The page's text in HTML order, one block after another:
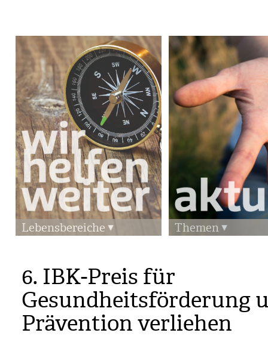
Lebensbereiche Themen
6. IBK-Preis für
Gesundheitsförderung
Prävention verliehen